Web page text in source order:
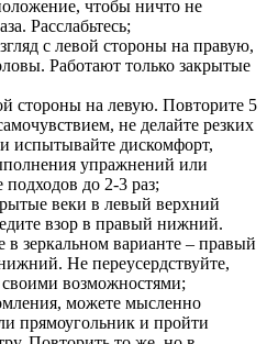
чтобы ничто не
Расслабьтесь;
с левой стороны на правую,
Работают только закрытые
стороны на левую. Повторите 5
не делайте резких
испытывайте дискомфорт,
упражнений или
до 2-3 раз;
веки в левый верхний
взор в правый нижний.
зеркальном варианте – правый
Не переусердствуйте,
возможностями;
можете мысленно
прямоугольник и пройти